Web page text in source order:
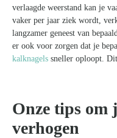
verlaagde weerstand kan je
vaker per jaar ziek wordt,
langzamer geneest van
er ook voor zorgen dat je
kalknagels sneller oploopt.
Onze tips om
verhogen